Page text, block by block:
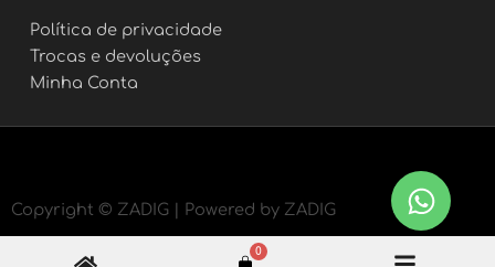
0
Política de privacidade
Trocas e devoluções
Minha Conta
Copyright © ZADIG | Powered by ZADIG